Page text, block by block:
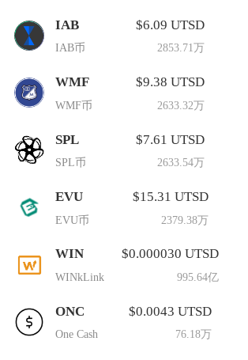
IAB
IAB币
$6.09 UTSD
2853.71万
WMF
WMF币
$9.38 UTSD
2633.32万
SPL
SPL币
$7.61 UTSD
2633.54万
EVU
EVU币
$15.31 UTSD
2379.38万
WIN
WINkLink
$0.000030 UTSD
995.64亿
ONC
One Cash
$0.0043 UTSD
76.18万